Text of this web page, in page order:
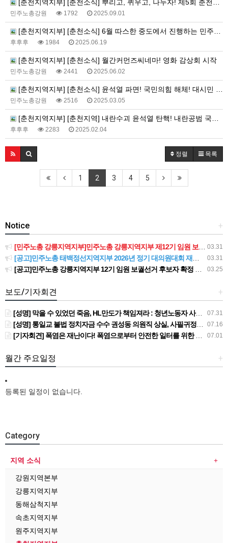
[춘천지역지부] [춘천소식] 뿌리고, 퀴우고, 나누자! 제5회 춘천퀴어문화축제 소양강퀴어
민주노총강원 1792 2025.09.01
[춘천지역지부] [춘천소식] 6월 따스한 중도에서 진행하는 민주노총 춘천지부 밤산책
후후후 1984 2025.06.19
[춘천지역지부] [춘천소식] 월간커먼즈씨네마! 영화 감상회 시작
민주노총강원 2441 2025.06.02
[춘천지역지부] [춘천소식] 윤석열 파면! 국민의힘 해체! 대시민 선전전
민주노총강원 2516 2025.03.05
[춘천지역지부] [춘천지역] 내란수괴 윤석열 탄핵! 내란공범 국민의힘 해체! 춘천지역 설귀향선전전
후후후 2283 2025.02.04
정렬 목록
1 2 3 4 5
+
Notice
03.31
[민주노총 강릉지역지부]민주노총 강릉지역지부 제12기 임원 보궐선거결과 공고
03.31
[공고]민주노총 태백정선지역지부 2026년 정기 대의원대회 재소집 건
03.25
[공고]민주노총 강릉지역지부 12기 임원 보궐선거 후보자 확정 공고
+
보도/기자회견
07.31
[성명] 막을 수 있었던 죽음, HL만도가 책임져라 : 청년노동자 사망사고의 철저한 진상규명과 재발방지 대책 마련하라
07.16
[성명] 통일교 불법 정치자금 수수 권성동 의원직 상실, 사필귀정이다
07.01
[기자회견] 폭염은 재난이다! 폭염으로부터 안전한 일터를 위한 민주노총 강원지역본부 폭염감시단 선포 기자회견
+
월간 주요일정
등록된 일정이 없습니다.
Category
지역 소식
강원지역본부
강릉지역지부
동해삼척지부
속초지역지부
원주지역지부